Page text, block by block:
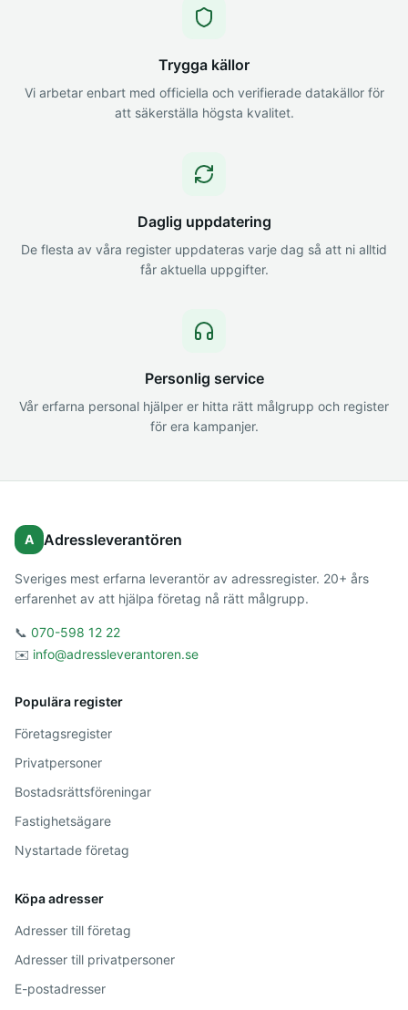
Trygga källor
Vi arbetar enbart med officiella och verifierade datakällor för
att säkerställa högsta kvalitet.
Daglig uppdatering
De flesta av våra register uppdateras varje dag så att ni alltid
får aktuella uppgifter.
Personlig service
Vår erfarna personal hjälper er hitta rätt målgrupp och register
för era kampanjer.
A Adressleverantören
Sveriges mest erfarna leverantör av adressregister. 20+ års
erfarenhet av att hjälpa företag nå rätt målgrupp.
📞 070-598 12 22
✉️ info@adressleverantoren.se
Populära register
Företagsregister
Privatpersoner
Bostadsrättsföreningar
Fastighetsägare
Nystartade företag
Köpa adresser
Adresser till företag
Adresser till privatpersoner
E-postadresser